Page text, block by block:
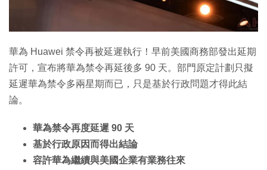
華為 Huawei 禁令再被延遲執行！早前美國商務部發出延期
許可，宣布將華為禁令再延後多 90 天。部門原定計劃只擬
延遲華為禁令多兩星期而已，只是基於行政問題才得此結
論。
華為禁令再度延遲 90 天
基於行政原因而得出結論
容許華為繼續與美國企業有業務往來